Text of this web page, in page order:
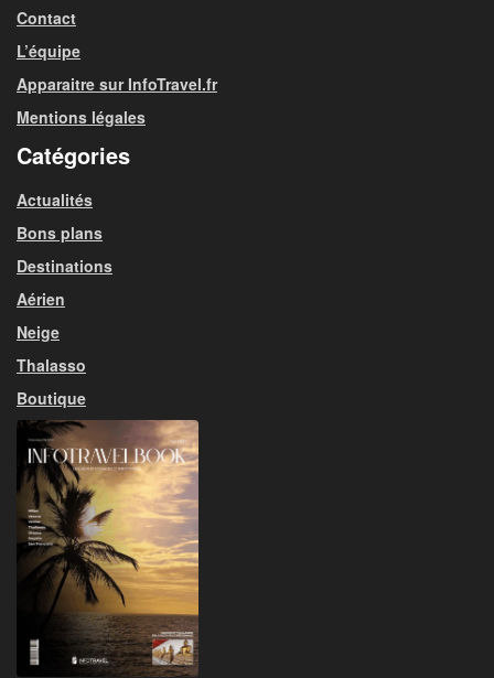
Contact
L’équipe
Apparaitre sur InfoTravel.fr
Mentions légales
Catégories
Actualités
Bons plans
Destinations
Aérien
Neige
Thalasso
Boutique